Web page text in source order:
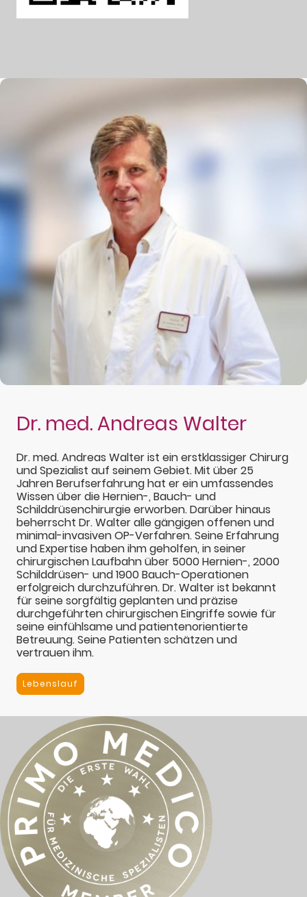
Dr. med. Andreas Walter
Dr. med. Andreas Walter ist ein erstklassiger Chirurg
und Spezialist auf seinem Gebiet. Mit über 25
Jahren Berufserfahrung hat er ein umfassendes
Wissen über die Hernien-, Bauch- und
Schilddrüsenchirurgie erworben. Darüber hinaus
beherrscht Dr. Walter alle gängigen offenen und
minimal-invasiven OP-Verfahren. Seine Erfahrung
und Expertise haben ihm geholfen, in seiner
chirurgischen Laufbahn über 5000 Hernien-, 2000
Schilddrüsen- und 1900 Bauch-Operationen
erfolgreich durchzuführen. Dr. Walter ist bekannt
für seine sorgfältig geplanten und präzise
durchgeführten chirurgischen Eingriffe sowie für
seine einfühlsame und patientenorientierte
Betreuung. Seine Patienten schätzen und
vertrauen ihm.
Lebenslauf